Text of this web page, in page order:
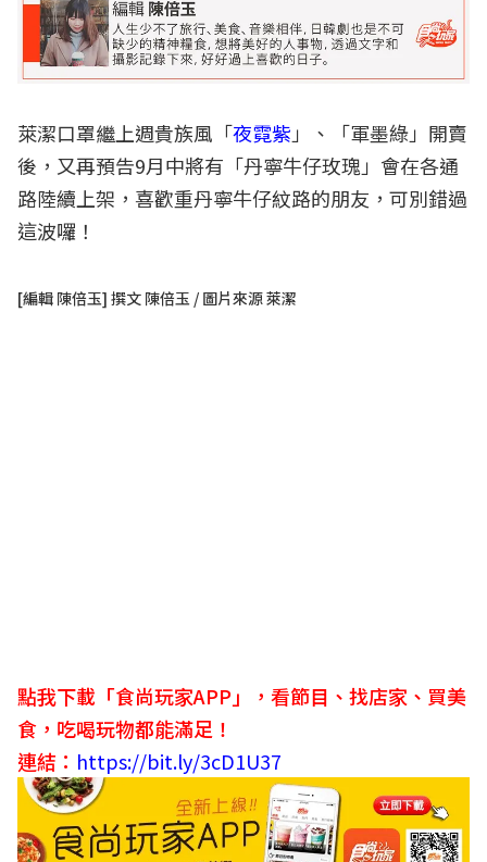
萊潔口罩繼上週貴族風「夜霓紫 」、「軍墨綠」開賣
後，又再預告9月中將有「丹寧牛仔玫瑰」會在各通
路陸續上架，喜歡重丹寧牛仔紋路的朋友，可別錯過
這波囉！
[編輯 陳倍玉] 撰文 陳倍玉 / 圖片來源 萊潔
點我下載「食尚玩家APP」，看節目、找店家、買美
食，吃喝玩物都能滿足！
連結： https://bit.ly/3cD1U37